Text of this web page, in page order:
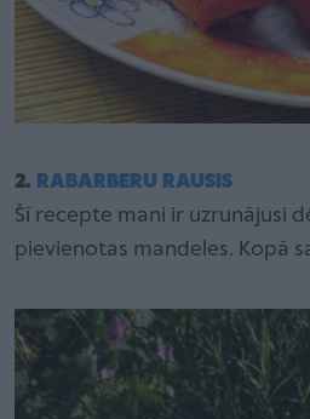
2. RABARBERU RAUSIS
Šī recepte mani ir uzrunājusi
pievienotas mandeles. Kopā